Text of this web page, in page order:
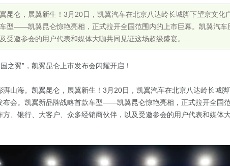
昆仑，展翼新生！3月20日，凯翼汽车在北京八达岭长城脚下望京文化
型——凯翼昆仑惊艳亮相，正式拉开全国范围内的上市巨幕。凯翼汽车
受邀参会的用户代表和媒体大咖共同见证这场超级盛宴。......
之翼”，凯翼昆仑上市发布会闪耀开启！
湃山海。凯翼昆仑，展翼新生！3月20日，凯翼汽车在北京八达岭长城
布会。凯翼新品牌战略首款车型——凯翼昆仑惊艳亮相，正式拉开全国
方、银行、大客户、众多经销商伙伴，以及受邀参会的用户代表和媒体